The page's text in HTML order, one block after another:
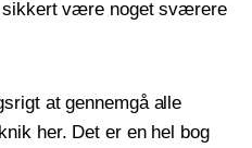
sikkert være noget sværere
at gennemgå alle
her. Det er en hel bog